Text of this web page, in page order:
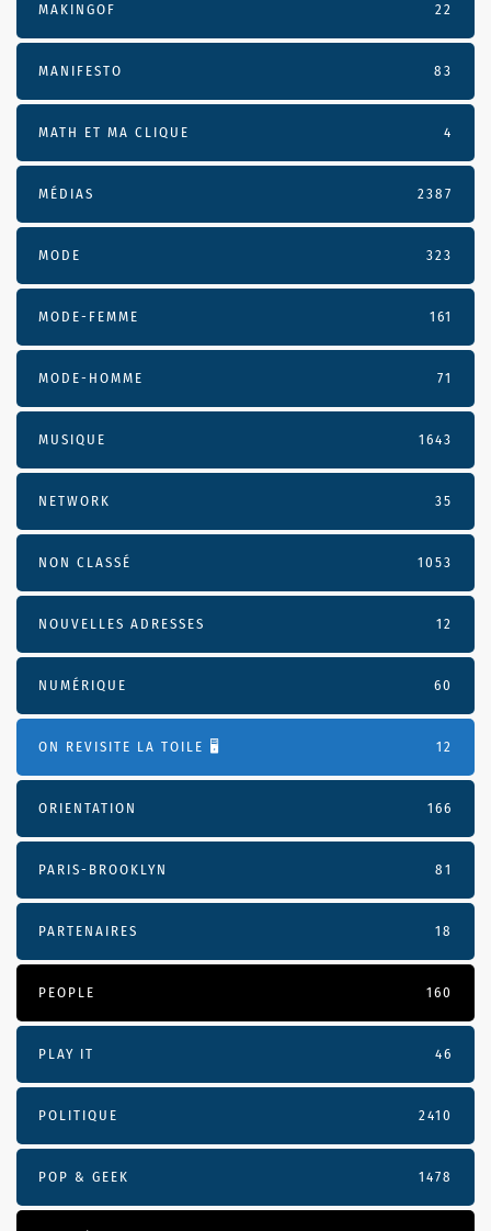
MAKINGOF 22
MANIFESTO 83
MATH ET MA CLIQUE 4
MÉDIAS 2387
MODE 323
MODE-FEMME 161
MODE-HOMME 71
MUSIQUE 1643
NETWORK 35
NON CLASSÉ 1053
NOUVELLES ADRESSES 12
NUMÉRIQUE 60
ON REVISITE LA TOILE 🖥️ 12
ORIENTATION 166
PARIS-BROOKLYN 81
PARTENAIRES 18
PEOPLE 160
PLAY IT 46
POLITIQUE 2410
POP & GEEK 1478